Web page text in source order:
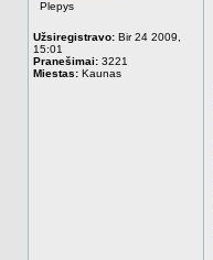
Plepys
Užsiregistravo: Bir 24 2009,
15:01
Pranešimai: 3221
Miestas: Kaunas